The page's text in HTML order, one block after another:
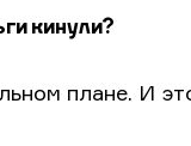
кинули?
плане. И